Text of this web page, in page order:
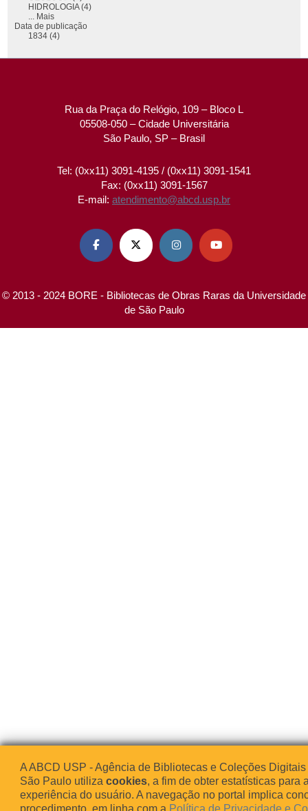
HIDROLOGIA (4)
... Mais
Data de publicação
1834 (4)
Rua da Praça do Relógio, 109 – Bloco L
05508-050 – Cidade Universitária
São Paulo, SP – Brasil
Tel: (0xx11) 3091-4195 / (0xx11) 3091-1541
Fax: (0xx11) 3091-1567
E-mail: atendimento@abcd.usp.br
   
© 2013 - 2024 BORE - Bibliotecas de Obras Raras da Universidade
de São Paulo
A ABCD USP - Agência de Bibliotecas e Coleções
São Paulo utiliza cookies, a fim de obter estatísticas para
experiência do usuário. A navegação no portal implica
procedimento, em linha com a Política de Privacidade e